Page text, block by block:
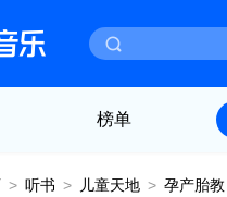
榜单
> 听书 > 儿童天地 > 孕产胎教